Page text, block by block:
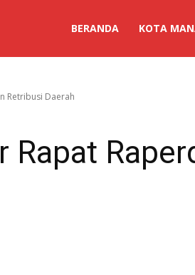
BERANDA KOTA
Retribusi Daerah
Rapat